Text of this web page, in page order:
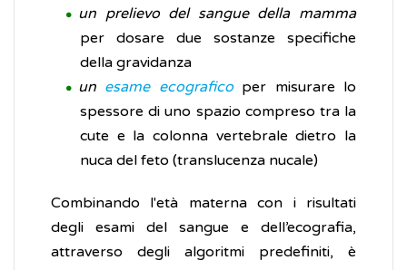
un prelievo del sangue della mamma
per dosare due sostanze specifiche
della gravidanza
un esame ecograficoper misurare lo
spessore di uno spazio compreso tra la
cute e la colonna vertebrale dietro la
nuca del feto (translucenza nucale)
Combinando l'età materna con i risultati
degli esami del sangue e dell’ecografia,
attraverso degli algoritmi predefiniti, è